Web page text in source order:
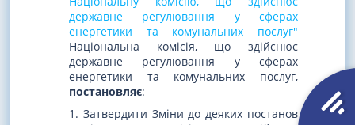
державне регулювання у сферах
енергетики та комунальних послуг"
Національна комісія, що здійснює
державне регулювання у сферах
енергетики та комунальних послуг,
постановляє:
1. Затвердити Зміни до деяких постанов